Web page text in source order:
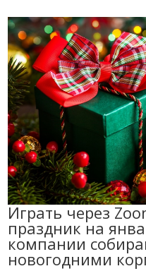
Играть через
праздник на
компании
новогодними